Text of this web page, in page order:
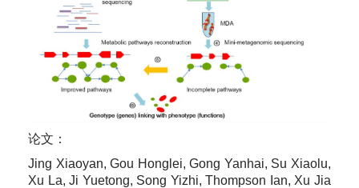
论文：
Jing Xiaoyan, Gou Honglei, Gong Yanhai, Su Xiaolu,
Xu La, Ji Yuetong, Song Yizhi, Thompson Ian, Xu Jia